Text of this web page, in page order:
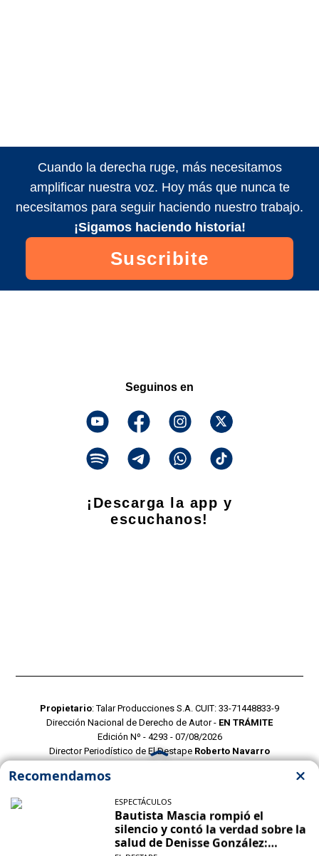
Cuando la derecha ruge, más necesitamos
amplificar nuestra voz. Hoy más que nunca te
necesitamos para seguir haciendo nuestro trabajo.
¡Sigamos haciendo historia!
Suscribite
Seguinos en
¡Descarga la app y
escuchanos!
Propietario: Talar Producciones S.A. CUIT: 33-71448833-9
Dirección Nacional de Derecho de Autor - EN TRÁMITE
Edición Nº - 4293 - 07/08/2026
Director Periodístico de El Destape Roberto Navarro
POLITICAS DE PRIVACIDAD
CONTACTO COMERCIAL
CONTACTO EDITORIAL